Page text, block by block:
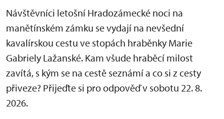
Návštěvníci letošní Hradozámecké noci na
manětínském zámku se vydají na nevšední
kavalírskou cestu ve stopách hraběnky Marie
Gabriely Lažanské. Kam všude hraběcí milost
zavítá, s kým se na cestě seznámí a co si z cesty
přiveze? Přijeďte si pro odpověď v sobotu 22. 8.
2026.